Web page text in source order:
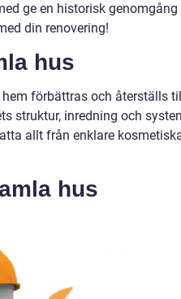
ge en historisk
din renovering!
hus
förbättras och återställs
struktur, inredning och
allt från enklare
hus